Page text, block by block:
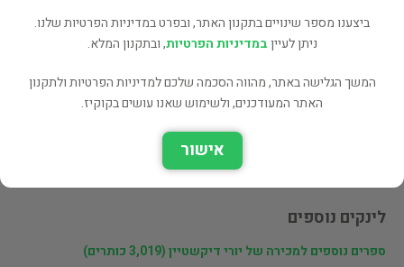
פרטי המוכר
לינקים נוספים
ספרים נוספים למכירה של יורי דיקשטיין (3,019 כותרים)
ביצענו מספר שינויים בתקנון האתר, ובפרט במדיניות הפרטיות שלנו.
ניתן לעייןבמדיניות הפרטיות, ובתקנון המלא.
המשך הגלישה באתר, מהווה הסכמה שלכם למדיניות הפרטיות ולתקנון
האתר המעודכנים, ולשימוש שאנו עושים בקוקיז.
אישור